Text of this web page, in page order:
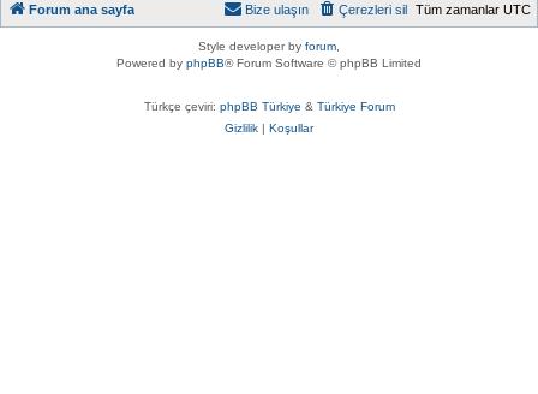
Forum ana sayfa Tüm zamanlar UTC
Çerezleri sil
Bize ulaşın
Style developer by forum
Powered by phpBB® Forum Software © phpBB Limited
Türkçe çeviri: phpBB Türkiye & Türkiye Forum
Gizlilik | Koşullar